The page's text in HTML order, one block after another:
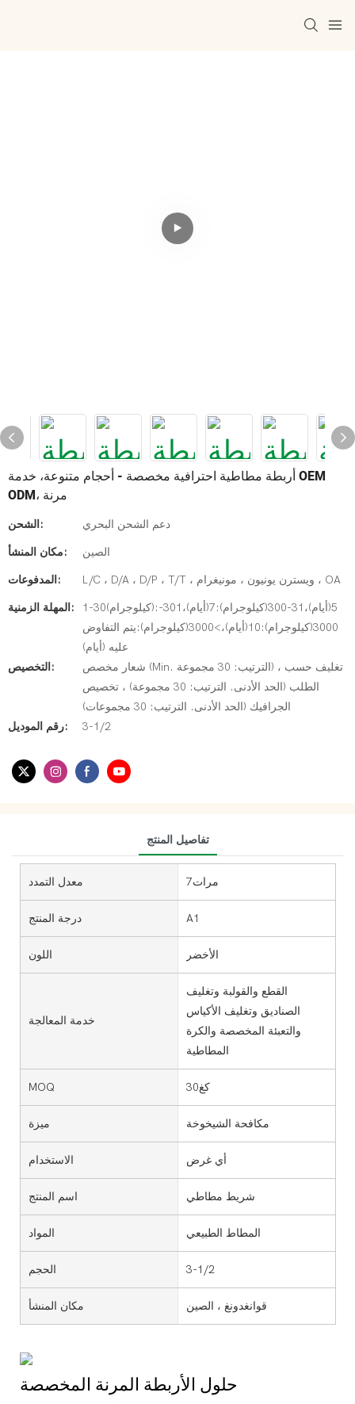
أربطة مطاطية احترافية مخصصة - أحجام متنوعة، خدمة OEM
ODM، مرنة
الشحن: دعم الشحن البحري
مكان المنشأ: الصين
المدفوعات: L/C ، D/A ، D/P ، T/T ، ويسترن يونيون ، مونيغرام ، OA
المهلة الزمنية:
1-30(كيلوجرام):5(أيام)،31-300(كيلوجرام):7(أيام)،301-
3000(كيلوجرام):10(أيام)،>3000(كيلوجرام):يتم التفاوض
عليه (أيام)
التخصيص:
شعار مخصص (Min. الترتيب: 30 مجموعة) ، تغليف حسب
الطلب (الحد الأدنى. الترتيب: 30 مجموعة) ، تخصيص
الجرافيك (الحد الأدنى. الترتيب: 30 مجموعات)
رقم الموديل:
3-1/2
تفاصيل المنتج
معدل التمدد مرات7
درجة المنتج A1
اللون الأخضر
خدمة المعالجة
القطع والقولبة وتغليف
الصناديق وتغليف الأكياس
والتعبئة المخصصة والكرة
المطاطية
MOQ كغ30
ميزة مكافحة الشيخوخة
الاستخدام أي غرض
اسم المنتج شريط مطاطي
المواد المطاط الطبيعي
الحجم 3-1/2
مكان المنشأ قوانغدونغ ، الصين